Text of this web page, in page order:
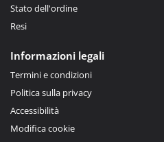
Stato dell'ordine
Resi
Informazioni legali
Termini e condizioni
Politica sulla privacy
Accessibilità
Modifica cookie